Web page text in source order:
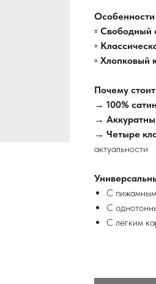
Особенности
▫ Свободный
▫
▫ Хлопковый
Почему
→ 100% сатин
→
→ Четыре
актуальности
С
С
С легким